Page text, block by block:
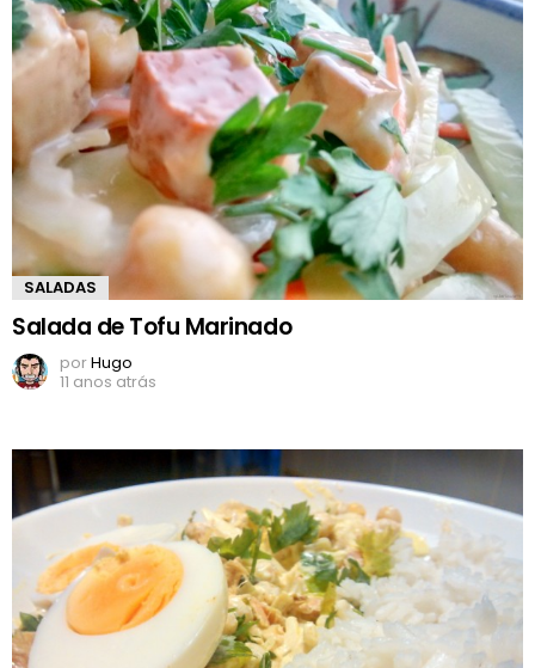
SALADAS
Salada de Tofu Marinado
porHugo
11 anos atrás